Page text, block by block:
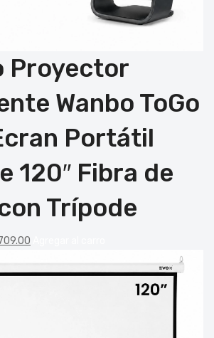
Proyector
Wanbo ToGo
Portátil
120″ Fibra de
Trípode